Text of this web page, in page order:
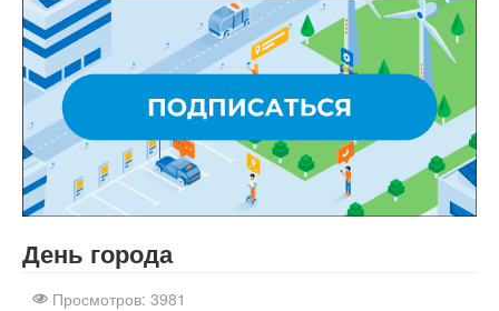
День города
Просмотров: 3981